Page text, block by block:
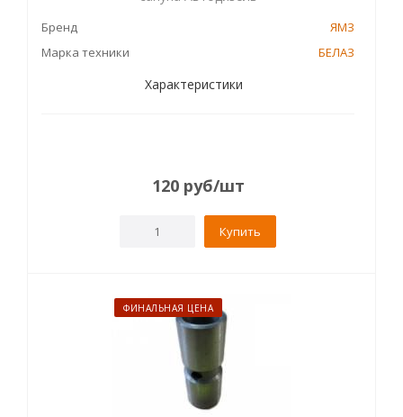
Бренд
ЯМЗ
Марка техники
БЕЛАЗ
Характеристики
120 руб/шт
Купить
ФИНАЛЬНАЯ ЦЕНА